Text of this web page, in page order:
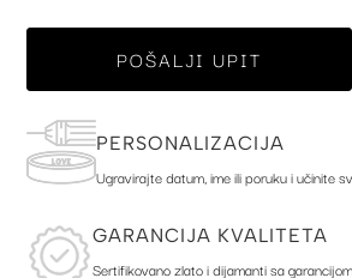
gallery
POŠALJI UPIT
PERSONALIZACIJA
Ugravirajte datum, ime ili poruku i učinite
GARANCIJA KVALITETA
Sertifikovano zlato i dijamanti sa